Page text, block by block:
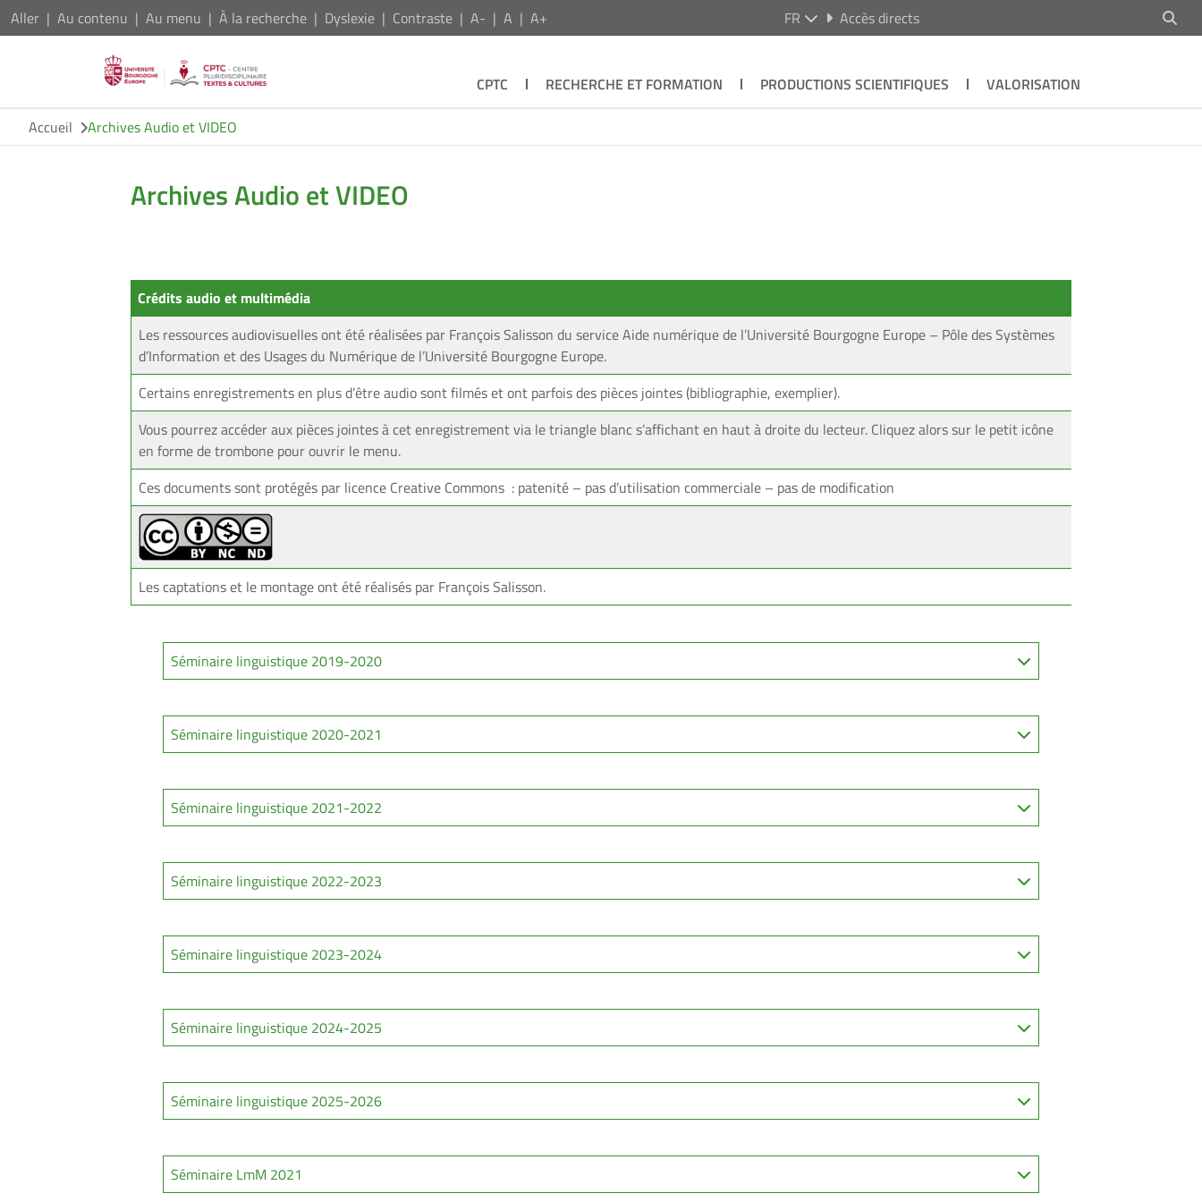
Aller Au contenu Au menu À la recherche Dyslexie Contraste A- A A+ FR Accès directs
CPTC RECHERCHE ET FORMATION PRODUCTIONS SCIENTIFIQUES
VALORISATION
Accueil
Archives Audio et VIDEO
Archives Audio et VIDEO
Crédits audio et multimédia
Les ressources audiovisuelles ont été réalisées par François Salisson du service Aide numérique de l’Université Bourgogne Europe – Pôle des Systèmes
d’Information et des Usages du Numérique de l’Université Bourgogne Europe.
Certains enregistrements en plus d’être audio sont filmés et ont parfois des pièces jointes (bibliographie, exemplier).
Vous pourrez accéder aux pièces jointes à cet enregistrement via le triangle blanc s’affichant en haut à droite du lecteur. Cliquez alors sur le petit icône
en forme de trombone pour ouvrir le menu.
Ces documents sont protégés par licence Creative Commons : patenité – pas d’utilisation commerciale – pas de modification
Les captations et le montage ont été réalisés par François Salisson.
Séminaire linguistique 2019-2020
Séminaire linguistique 2020-2021
Séminaire linguistique 2021-2022
Séminaire linguistique 2022-2023
Séminaire linguistique 2023-2024
Séminaire linguistique 2024-2025
Séminaire linguistique 2025-2026
Séminaire LmM 2021